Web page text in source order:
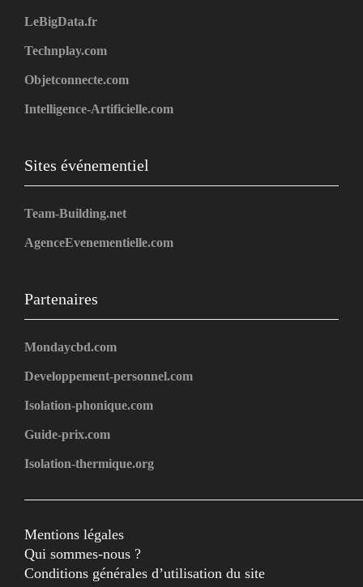
LeBigData.fr
Technplay.com
Objetconnecte.com
Intelligence-Artificielle.com
Sites événementiel
Team-Building.net
AgenceEvenementielle.com
Partenaires
Mondaycbd.com
Developpement-personnel.com
Isolation-phonique.com
Guide-prix.com
Isolation-thermique.org
Mentions légales
Qui sommes-nous ?
Conditions générales d’utilisation du site